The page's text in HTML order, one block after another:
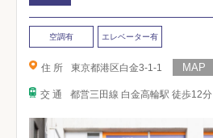
空調有 エレベーター有
住 所 東京都港区白金3-1-1
交 通 都営三田線 白金高輪駅 徒歩12分